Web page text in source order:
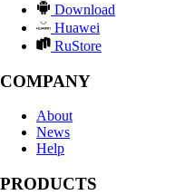
Download
Huawei
RuStore
COMPANY
About
News
Help
PRODUCTS